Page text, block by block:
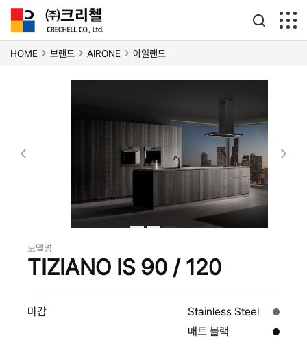
HOME 브랜드 AIRONE 아일랜드
모델명
TIZIANO IS 90 / 120
마감
Stainless Steel
매트 블랙